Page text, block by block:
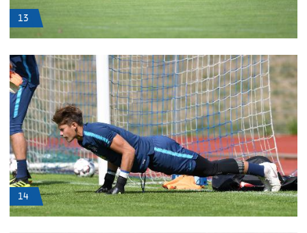
13
14